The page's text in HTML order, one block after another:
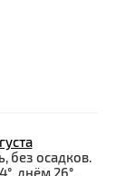
без осадков.
днём 26°.